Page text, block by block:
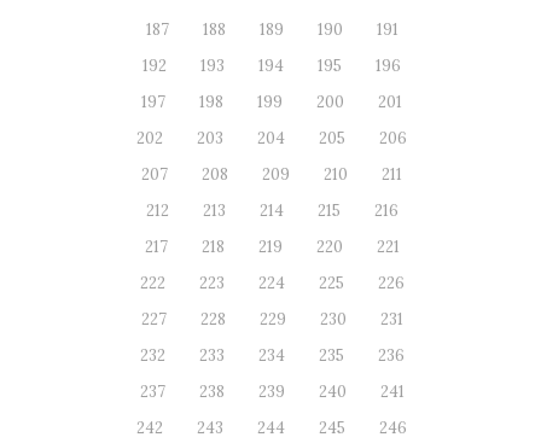
187
188 189 190
191
192
193 194 195
196
197
198 199 200
201
202
203 204 205
206
207
208 209 210
211
212
213 214 215
216
217
218 219 220
221
222
223 224 225
226
227
228 229 230
231
232
233 234 235
236
237
238 239 240
241
242
243 244 245
246